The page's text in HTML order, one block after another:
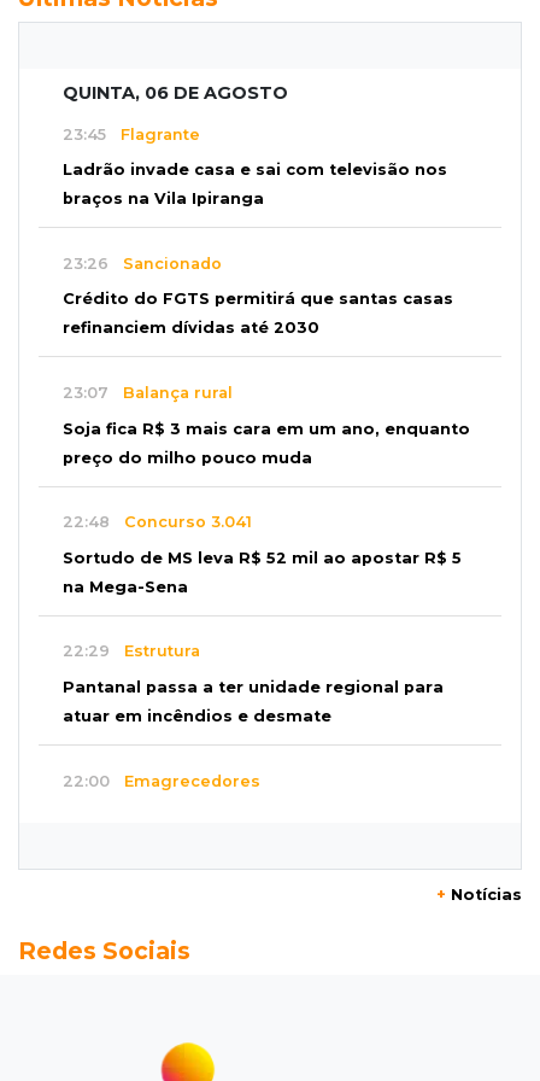
QUINTA, 06 DE AGOSTO
23:45 Flagrante
Ladrão invade casa e sai com televisão nos
braços na Vila Ipiranga
23:26 Sancionado
Crédito do FGTS permitirá que santas casas
refinanciem dívidas até 2030
23:07 Balança rural
Soja fica R$ 3 mais cara em um ano, enquanto
preço do milho pouco muda
22:48 Concurso 3.041
Sortudo de MS leva R$ 52 mil ao apostar R$ 5
na Mega-Sena
22:29 Estrutura
Pantanal passa a ter unidade regional para
atuar em incêndios e desmate
22:00 Emagrecedores
Granizo danifica telhados e plantações
Agregado
Inter perde para o Corinthians mas avança às
+ Notícias
Redes Sociais